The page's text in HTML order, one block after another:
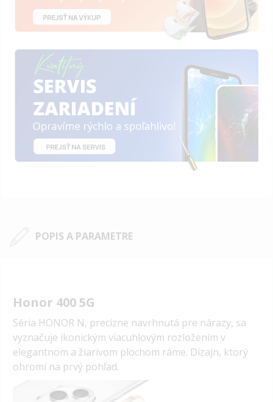
POPIS A PARAMETRE
Honor 400 5G
Séria HONOR N, precízne navrhnutá pre nárazy, sa
vyznačuje ikonickým viacuhlovým rozložením v
elegantnom a žiarivom plochom ráme. Dizajn, ktorý
ohromí na prvý pohľad.